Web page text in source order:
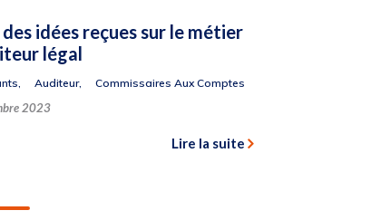
des idées reçues sur le métier
légal
, Auditeur, Commissaires Aux Comptes
2023
Lire la suite